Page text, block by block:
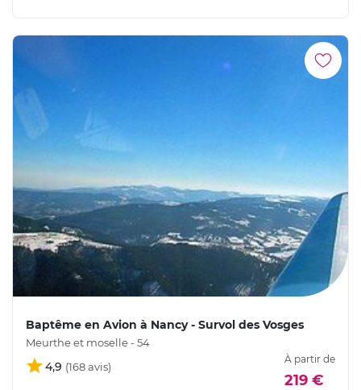
Baptême en Avion à Nancy - Survol des Vosges
Meurthe et moselle - 54
4,9
À partir de
219 €